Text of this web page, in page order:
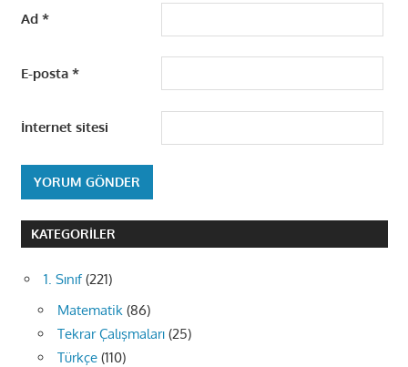
Ad *
E-posta *
İnternet sitesi
KATEGORILER
1. Sınıf(221)
Matematik (86)
Tekrar Çalışmaları (25)
Türkçe (110)